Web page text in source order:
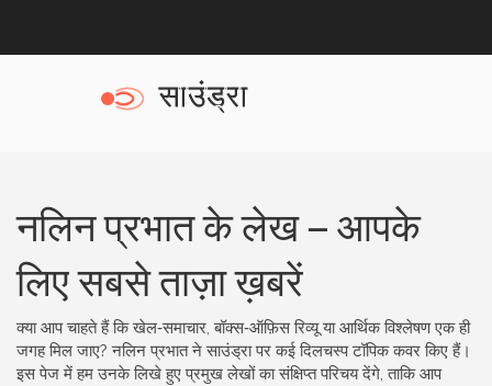
नलिन प्रभात के लेख – आपके
लिए सबसे ताज़ा ख़बरें
क्या आप चाहते हैं कि खेल‑समाचार, बॉक्स‑ऑफ़िस रिव्यू या आर्थिक विश्लेषण एक ही
जगह मिल जाए? नलिन प्रभात ने साउंड्रा पर कई दिलचस्प टॉपिक कवर किए हैं।
इस पेज में हम उनके लिखे हुए प्रमुख लेखों का संक्षिप्त परिचय देंगे, ताकि आप